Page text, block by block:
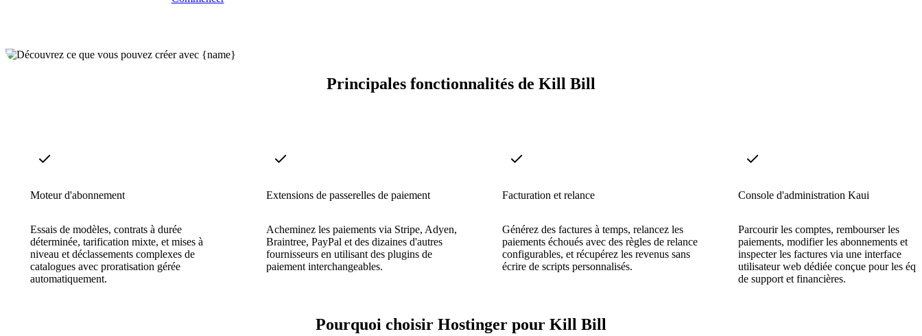
Principales fonctionnalités de Kill Bill
Moteur d'abonnement
Essais de modèles, contrats à durée
déterminée, tarification mixte, et mises à
niveau et déclassements complexes de
catalogues avec proratisation gérée
automatiquement.
Extensions de passerelles de paiement
Acheminez les paiements via Stripe, Adyen,
Braintree, PayPal et des dizaines d'autres
fournisseurs en utilisant des plugins de
paiement interchangeables.
Facturation et relance
Générez des factures à temps, relancez les
paiements échoués avec des règles de relance
configurables, et récupérez les revenus sans
écrire de scripts personnalisés.
Console d'administration Kaui
Parcourir les comptes, rembourser les
paiements, modifier les abonnements et
inspecter les factures via une interface
utilisateur web dédiée conçue pour les
de support et financières.
Pourquoi choisir Hostinger pour Kill Bill